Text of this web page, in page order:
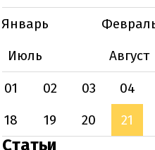
Январь
Июль
Август
01
02 03 04
18
19 20 21
Статьи